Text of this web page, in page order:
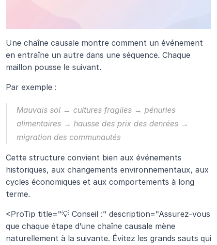
Une chaîne causale montre comment un événement
en entraîne un autre dans une séquence. Chaque
maillon pousse le suivant.
Par exemple :
Mauvais sol → cultures fragiles → pénuries
alimentaires → hausse des prix des denrées →
migration des communautés
Cette structure convient bien aux événements
historiques, aux changements environnementaux, aux
cycles économiques et aux comportements à long
terme.
<ProTip title="💡 Conseil :" description="Assurez-vous
que chaque étape d’une chaîne causale mène
naturellement à la suivante. Évitez les grands sauts qui